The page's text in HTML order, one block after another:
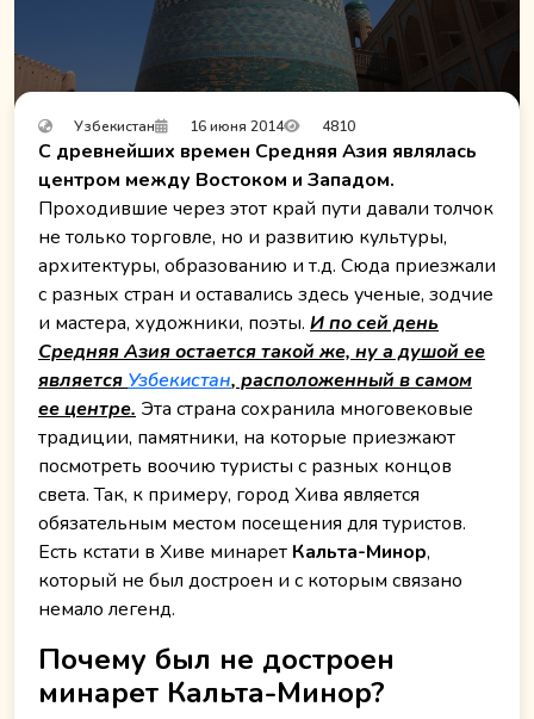
Узбекистан 16 июня 2014 4810
С древнейших времен Средняя Азия являлась
центром между Востоком и Западом.
Проходившие через этот край пути давали толчок
не только торговле, но и развитию культуры,
архитектуры, образованию и т.д. Сюда приезжали
с разных стран и оставались здесь ученые, зодчие
и мастера, художники, поэты. И по сей день
Средняя Азия остается такой же, ну а душой ее
являетсяУзбекистан, расположенный в самом
ее центре. Эта страна сохранила многовековые
традиции, памятники, на которые приезжают
посмотреть воочию туристы с разных концов
света. Так, к примеру, город Хива является
обязательным местом посещения для туристов.
Есть кстати в Хиве минарет Кальта-Минор,
который не был достроен и с которым связано
немало легенд.
Почему был не достроен
минарет Кальта-Минор?